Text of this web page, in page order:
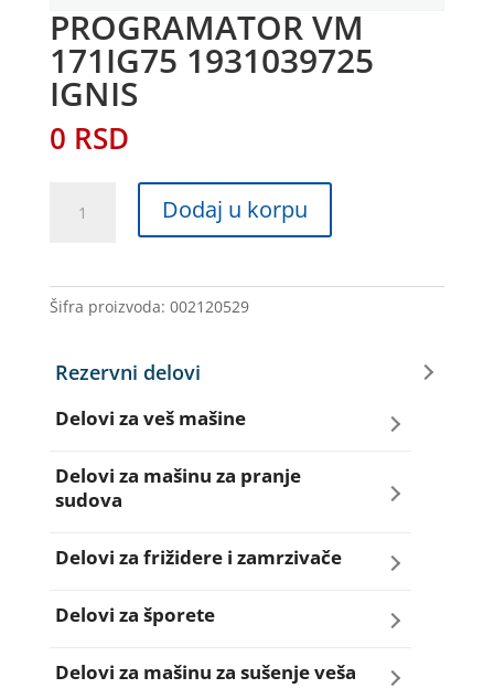
PROGRAMATOR VM
171IG75 1931039725
IGNIS
0 RSD
IGNIS
količina
Dodaj u korpu
Šifra proizvoda: 002120529
Rezervni delovi
Delovi za veš mašine
Amortizeri za veš mašinu
Delovi za mašinu za pranje
sudova
Creva za sudo mašine
Dihtunzi za sudo mašine
Elektroventili za sudo mašine
Delovi za frižidere i zamrzivače
Aqua filteri za frižidere
Dihtunzi za frižidere i zamrzivače
Delovi za šporete
Dihtunzi za šporete
Delovi za mašinu za sušenje veša